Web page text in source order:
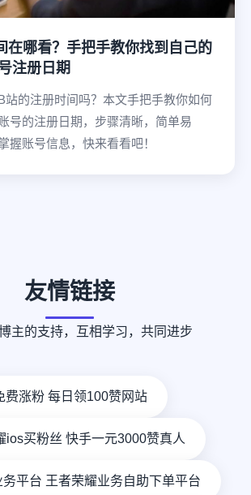
在哪看？手把手教你找到自己的
注册日期
站的注册时间吗？本文手把手教你如何
号的注册日期，步骤清晰，简单易
握账号信息，快来看看吧！
友情链接
主的支持，互相学习，共同进步
费涨粉 每日领100赞网站
ios买粉丝 快手一元3000赞真人
平台 王者荣耀业务自助下单平台